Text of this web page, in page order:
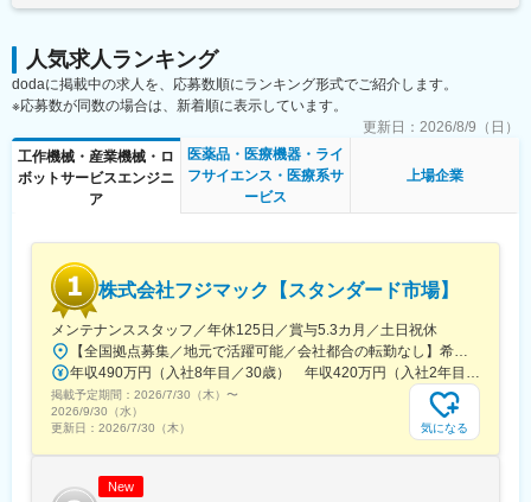
たお客様との信頼関係も重要なポジションのため、AIやロボット
変更の範囲：会社の定める業務
【業務内容】
■機器メンテナンス業務全般
■見積書作成
■巡回訪問
また、下記のような営業フォローをいただくこともございます。
■機器に関する問い合わせ対応（メール・電話など）
【研修について】
入社後６カ月～最長１年程度、坂戸本社（埼玉）にて研修を予定
しております。丁寧に指導いたしますので、入社後も安心してキ
ャッチアップいただける環境です◎
【タイムスケジュール例】
10:00～顧客訪問（修理訪問、営業同行、巡回訪問）
人気求人ランキング
dodaに掲載中の求人を、応募数順にランキング形式でご紹介します。
※応募数が同数の場合は、新着順に表示しています。
更新日： 2026/8/9（日）
工作機械・産業機械・ロ
ボットサービスエンジニ
ア
医薬品・医療機器・ライ
フサイエンス・医療系サ
ービス
上場企業
株式会社フジマック【スタンダード市場】
メンテナンススタッフ／年休125日／賞与5.3カ月／土日祝休
【全国拠点募集／地元で活躍可能／会社都合の転勤なし】希望を考慮し、下記いずれかの拠点へ配属いたします。■北海道札幌市／函館市／旭川市／釧路市／帯広市■東北宮城県／青森県／岩手県／秋田県／山形県／福島県■関東東京都（港区・台東区・中野区・八王子市・小平市）／千葉県（千葉市・柏市・船橋市）／神奈川県（横浜市・川崎市・厚木市）／埼玉県（上尾市）／栃木県／群馬県／茨城県■中部静岡県（静岡市・三島市・浜松市）／愛知県（名古屋市・岡崎市）／山梨県／富山県／石川県／新潟県／長野県（長野市・松本市）／岐阜県／福井県 ■近畿大阪府（吹田市・堺市）／京都府／兵庫県（神戸市・姫路市）／和歌山県／三重県■中国・四国広島県（広島市、福山市）／島根県／岡山県／山口県／香川県／徳島県／愛媛県／高知県■九州・沖縄福岡県（福岡市・北九州市）／佐賀県／長崎県／熊本県／大分県／宮崎県／鹿児島県／沖縄県※転勤は必ず相談の上、決定いたします（基本同じエリア内転勤となります）※営業所によっては、マイカー通勤OK（駐車場完備）※受動喫煙対策：オフィス内禁煙
年収490万円（入社8年目／30歳） 年収420万円（入社2年目／25歳）
掲載予定期間： 2026/7/30（木） 〜
2026/9/30（水）
更新日： 2026/7/30（木） 気になる
New